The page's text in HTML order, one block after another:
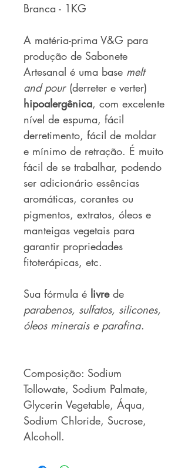
Branca - 1KG
A matéria-prima V&G para
produção de Sabonete
Artesanal é uma base melt
and pour (derreter e verter)
hipoalergênica, com excelente
nível de espuma, fácil
derretimento, fácil de moldar
e mínimo de retração. É muito
fácil de se trabalhar, podendo
ser adicionário essências
aromáticas, corantes ou
pigmentos, extratos, óleos e
manteigas vegetais para
garantir propriedades
fitoterápicas, etc.
Sua fórmula é livrede
parabenos, sulfatos, silicones,
óleos minerais e parafina.
Composição: Sodium
Tollowate, Sodium Palmate,
Glycerin Vegetable, Áqua,
Sodium Chloride, Sucrose,
Alcoholl.